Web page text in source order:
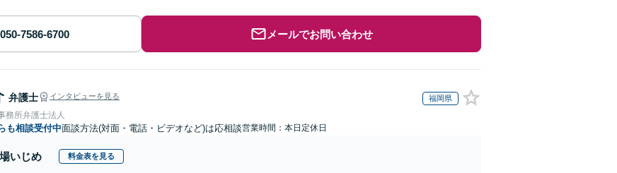
メールでお問い合わせ
弁護士 インタビューを見る 福岡県
務所弁護士法人
も相談受付中面談方法(対面・電話・ビデオなど)は応相談営業時間：本日定休日
いじめ 料金表を見る